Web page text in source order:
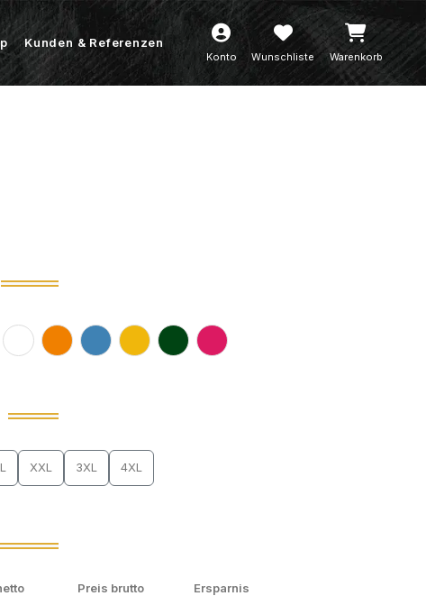
Kunden & Referenzen
Konto Wunschliste Warenkorb
XXL 3XL 4XL
Preis brutto Ersparnis